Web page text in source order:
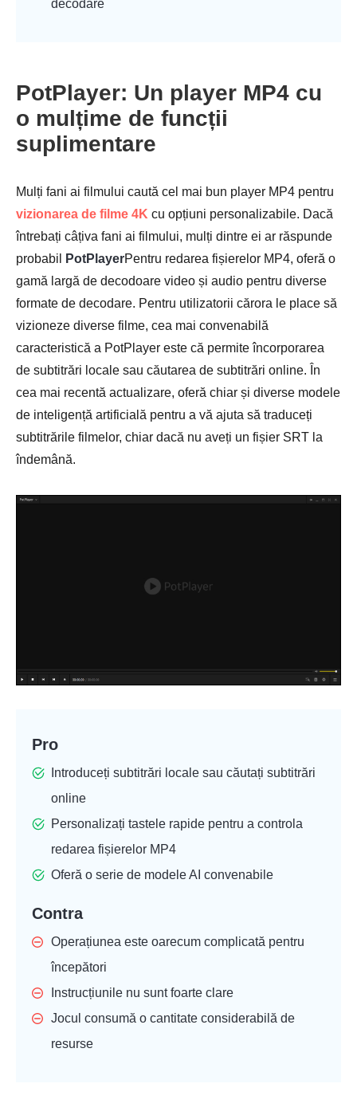
decodare
PotPlayer: Un player MP4 cu
o mulțime de funcții
suplimentare
Mulți fani ai filmului caută cel mai bun player MP4 pentru
vizionarea de filme 4K cu opțiuni personalizabile. Dacă
întrebați câțiva fani ai filmului, mulți dintre ei ar răspunde
probabil
PotPlayerPentru redarea fișierelor MP4, oferă o
gamă largă de decodoare video și audio pentru diverse
formate de decodare. Pentru utilizatorii cărora le place să
vizioneze diverse filme, cea mai convenabilă
caracteristică a PotPlayer este că permite încorporarea
de subtitrări locale sau căutarea de subtitrări online. În
cea mai recentă actualizare, oferă chiar și diverse modele
de inteligență artificială pentru a vă ajuta să traduceți
subtitrările filmelor, chiar dacă nu aveți un fișier SRT la
îndemână.
Pro
Introduceți subtitrări locale sau căutați subtitrări
online
Personalizați tastele rapide pentru a controla
redarea fișierelor MP4
Oferă o serie de modele AI convenabile
Contra
Operațiunea este oarecum complicată pentru
începători
Instrucțiunile nu sunt foarte clare
Jocul consumă o cantitate considerabilă de
resurse